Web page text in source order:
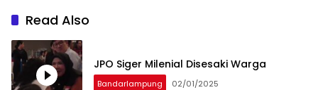
Read Also
JPO Siger Milenial Disesaki Warga
Bandarlampung 02/01/2025